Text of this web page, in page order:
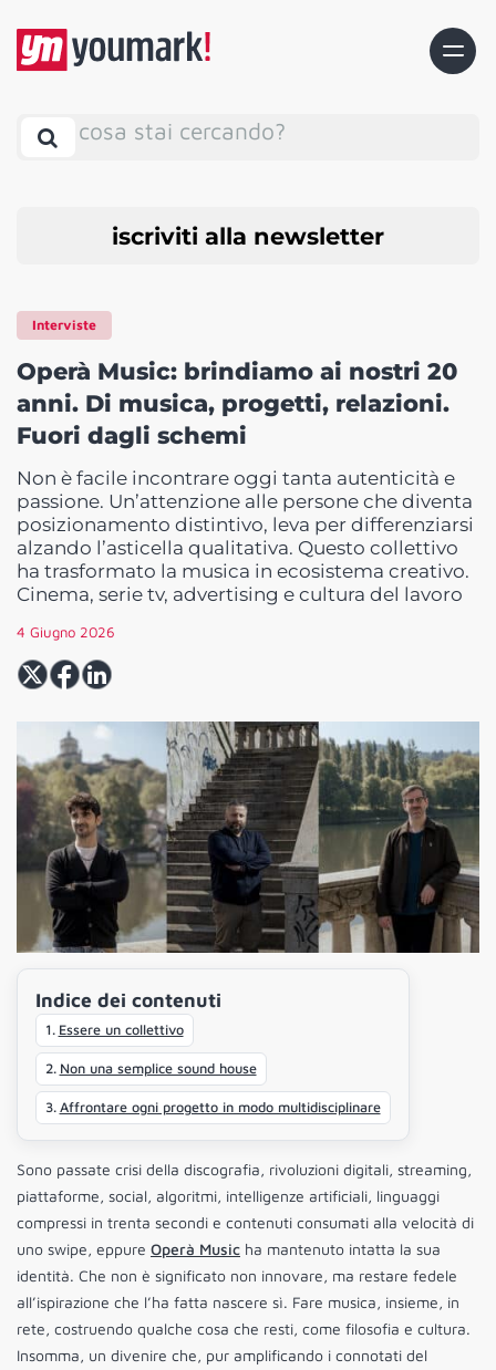
cosa stai cercando?
iscriviti alla newsletter
Interviste
Operà Music: brindiamo ai nostri 20
anni. Di musica, progetti, relazioni.
Fuori dagli schemi
Non è facile incontrare oggi tanta autenticità e
passione. Un’attenzione alle persone che diventa
posizionamento distintivo, leva per differenziarsi
alzando l’asticella qualitativa. Questo collettivo
ha trasformato la musica in ecosistema creativo.
Cinema, serie tv, advertising e cultura del lavoro
4 Giugno 2026
Indice dei contenuti
Essere un collettivo
Non una semplice sound house
Affrontare ogni progetto in modo multidisciplinare
Sono passate crisi della discografia, rivoluzioni digitali, streaming,
piattaforme, social, algoritmi, intelligenze artificiali, linguaggi
compressi in trenta secondi e contenuti consumati alla velocità di
uno swipe, eppure Operà Music ha mantenuto intatta la sua
identità. Che non è significato non innovare, ma restare fedele
all’ispirazione che l’ha fatta nascere sì. Fare musica, insieme, in
rete, costruendo qualche cosa che resti, come filosofia e cultura.
Insomma, un divenire che, pur amplificando i connotati del